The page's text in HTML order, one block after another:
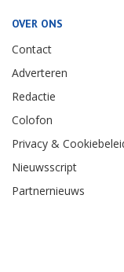
OVER ONS
Contact
Adverteren
Redactie
Colofon
Privacy &
Nieuwsscript
Partnernieuws